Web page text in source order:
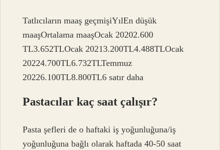
Tatlıcıların maaş geçmişiYılEn düşük
maaşOrtalama maaşOcak 20202.600
TL3.652TLOcak 20213.200TL4.488TLOcak
20224.700TL6.732TLTemmuz
20226.100TL8.800TL6 satır daha
Pastacılar kaç saat çalışır?
Pasta şefleri de o haftaki iş yoğunluğuna/iş
yoğunluğuna bağlı olarak haftada 40-50 saat